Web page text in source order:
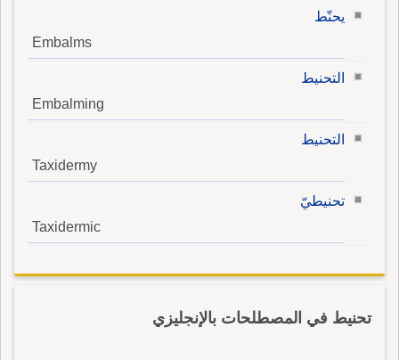
يحنّط
Embalms
التحنيط
Embalming
التحنيط
Taxidermy
تحنيطيّ
Taxidermic
تحنيط في المصطلحات بالإنجليزي